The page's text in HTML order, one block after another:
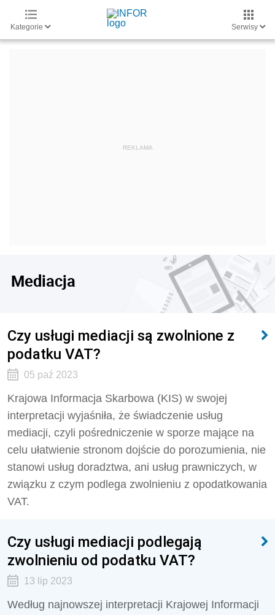
Kategorie Serwisy
Mediacja
Czy usługi mediacji są zwolnione z
podatku VAT?
05 paź 2023
Krajowa Informacja Skarbowa (KIS) w swojej
interpretacji wyjaśniła, że świadczenie usług
mediacji, czyli pośredniczenie w sporze mające na
celu ułatwienie stronom dojście do porozumienia, nie
stanowi usług doradztwa, ani usług prawniczych, w
związku z czym podlega zwolnieniu z opodatkowania
VAT.
Czy usługi mediacji podlegają
zwolnieniu od podatku VAT?
13 lip 2023
Według najnowszej interpretacji Krajowej Informacji